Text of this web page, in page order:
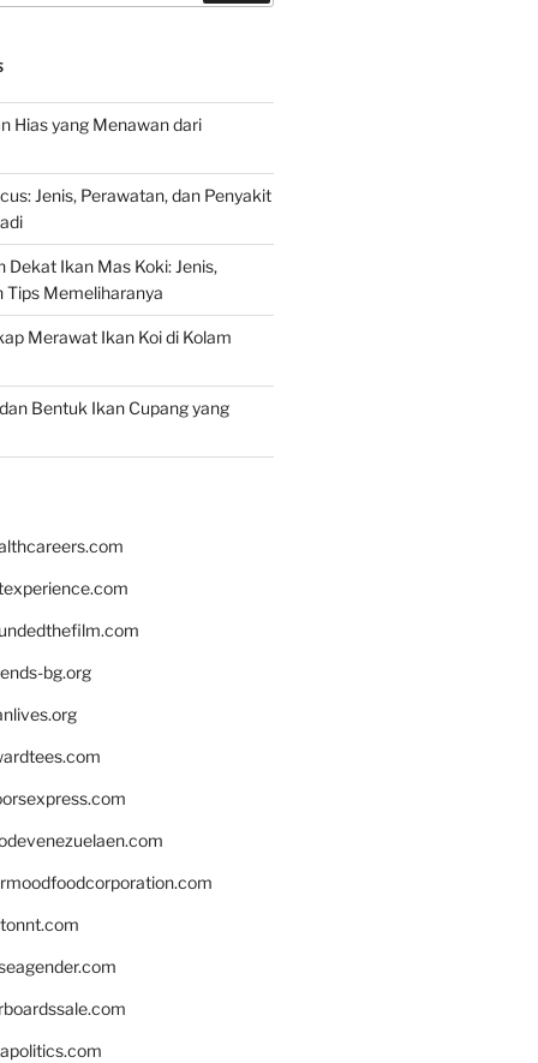
Hias yang Menawan dari
Jenis, Perawatan, dan Penyakit
Dekat Ikan Mas Koki: Jenis,
Tips Memeliharanya
Merawat Ikan Koi di Kolam
Bentuk Ikan Cupang yang
bg.org